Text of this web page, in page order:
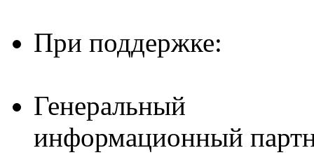
При поддержке:
Генеральный
информационный